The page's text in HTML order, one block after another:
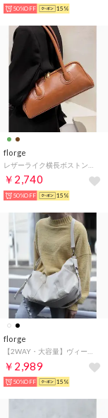
50%OFF 15%
florge
￥2,740
50%OFF 15%
florge
￥2,989
50%OFF 15%